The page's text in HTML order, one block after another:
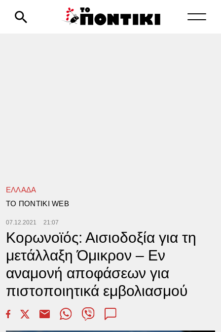
ΕΛΛΑΔΑ
TΟ ΠΟΝΤΙΚΙ WEB
07.12.2021 21:07
Κορωνοϊός: Αισιοδοξία για τη
μετάλλαξη Όμικρον – Εν
αναμονή αποφάσεων για
πιστοποιητικά εμβολιασμού